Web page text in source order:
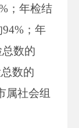
；年检结
；年
数的
数的
属社会组